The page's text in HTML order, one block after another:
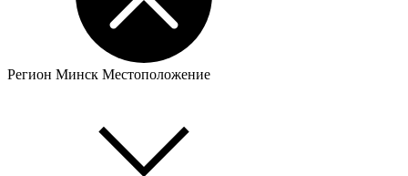
Регион Минск Местоположение